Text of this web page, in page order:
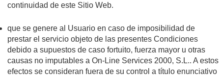
continuidad de este Sitio Web.
que se genere al Usuario en caso de imposibilidad de
prestar el servicio objeto de las presentes Condiciones
debido a supuestos de caso fortuito, fuerza mayor u otras
causas no imputables a On-Line Services 2000, S.L.. A estos
efectos se consideran fuera de su control a título enunciativo